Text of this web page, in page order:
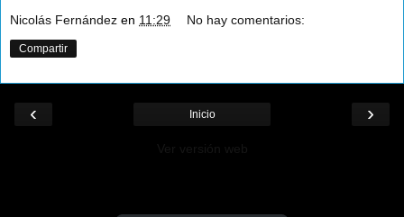
Nicolás Fernández en 11:29 No hay comentarios:
Compartir
‹ ›
Inicio